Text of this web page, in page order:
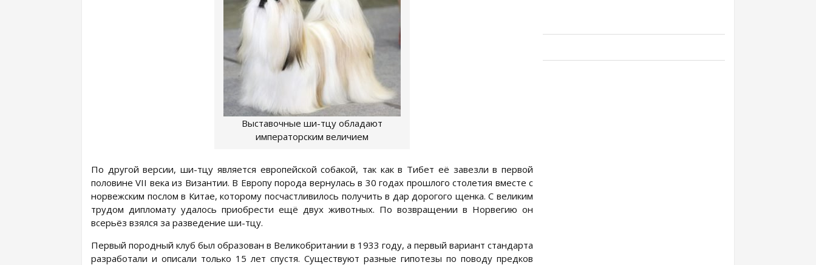
Выставочные ши-тцу обладают
императорским величием
По другой версии, ши-тцу является европейской собакой, так как в Тибет её завезли в первой
половине VII века из Византии. В Европу порода вернулась в 30 годах прошлого столетия вместе с
норвежским послом в Китае, которому посчастливилось получить в дар дорогого щенка. С великим
трудом дипломату удалось приобрести ещё двух животных. По возвращении в Норвегию он
всерьёз взялся за разведение ши-тцу.
Первый породный клуб был образован в Великобритании в 1933 году, а первый вариант стандарта
разработали и описали только 15 лет спустя. Существуют разные гипотезы по поводу предков